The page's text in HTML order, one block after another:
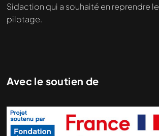
Sidaction qui a souhaité en reprendre le
pilotage.
Avec le soutien de